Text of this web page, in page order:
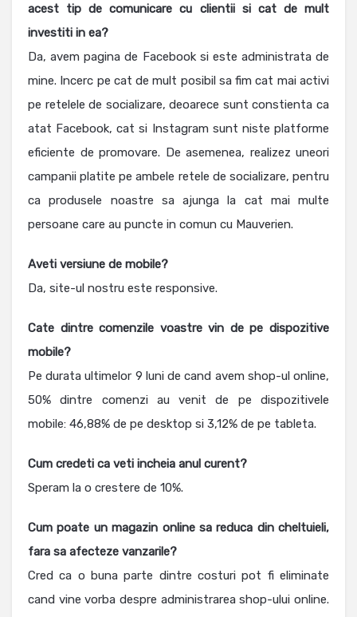
acest tip de comunicare cu clientii si cat de mult
investiti in ea?
Da, avem pagina de Facebook si este administrata de
mine. Incerc pe cat de mult posibil sa fim cat mai activi
pe retelele de socializare, deoarece sunt constienta ca
atat Facebook, cat si Instagram sunt niste platforme
eficiente de promovare. De asemenea, realizez uneori
campanii platite pe ambele retele de socializare, pentru
ca produsele noastre sa ajunga la cat mai multe
persoane care au puncte in comun cu Mauverien.
Aveti versiune de mobile?
Da, site-ul nostru este responsive.
Cate dintre comenzile voastre vin de pe dispozitive
mobile?
Pe durata ultimelor 9 luni de cand avem shop-ul online,
50% dintre comenzi au venit de pe dispozitivele
mobile: 46,88% de pe desktop si 3,12% de pe tableta.
Cum credeti ca veti incheia anul curent?
Speram la o crestere de 10%.
Cum poate un magazin online sa reduca din cheltuieli,
fara sa afecteze vanzarile?
Cred ca o buna parte dintre costuri pot fi eliminate
cand vine vorba despre administrarea shop-ului online.